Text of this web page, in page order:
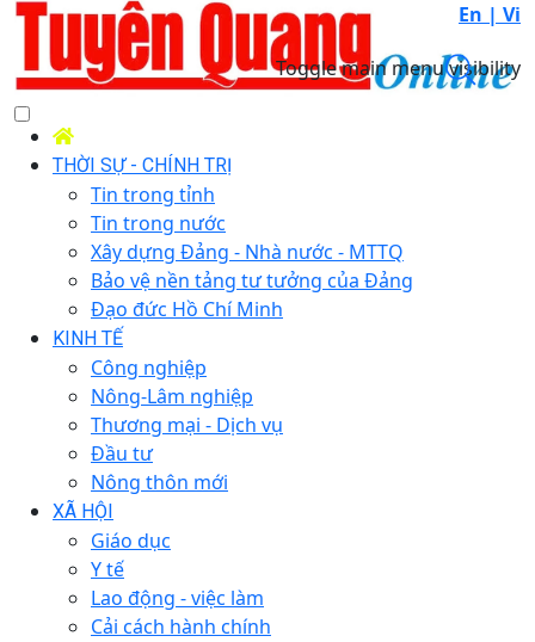
En | Vi
Toggle main menu visibility
THỜI SỰ - CHÍNH TRỊ
Tin trong tỉnh
Tin trong nước
Xây dựng Đảng - Nhà nước - MTTQ
Bảo vệ nền tảng tư tưởng của Đảng
Đạo đức Hồ Chí Minh
KINH TẾ
Công nghiệp
Nông-Lâm nghiệp
Thương mại - Dịch vụ
Đầu tư
Nông thôn mới
XÃ HỘI
Giáo dục
Y tế
Lao động - việc làm
Cải cách hành chính